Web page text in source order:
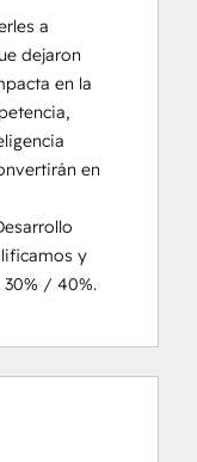
a
dejaron
en la
en
y
/ 40%.